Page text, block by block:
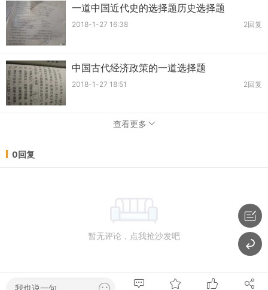
一道中国近代史的选择题历史选择题
2018-1-27 16:38 2回复
中国古代经济政策的一道选择题
2018-1-27 18:51 2回复
查看更多
0回复
暂无评论，点我抢沙发吧
我也说一句